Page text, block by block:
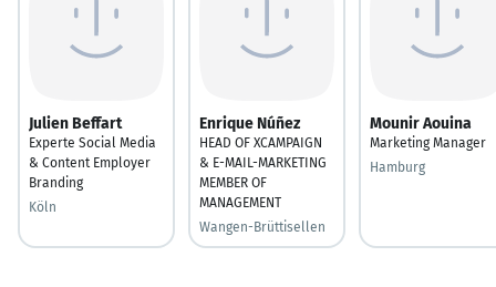
Julien Beffart
Experte Social Media
& Content Employer
Branding
Köln
Enrique Núñez
HEAD OF XCAMPAIGN
& E-MAIL-MARKETING
MEMBER OF
MANAGEMENT
Wangen-Brüttisellen
Mounir Aouina
Marketing Manager
Hamburg